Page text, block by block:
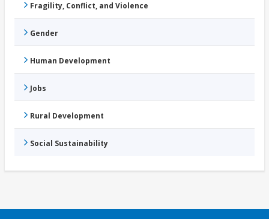
Fragility, Conflict, and Violence
Gender
Human Development
Jobs
Rural Development
Social Sustainability